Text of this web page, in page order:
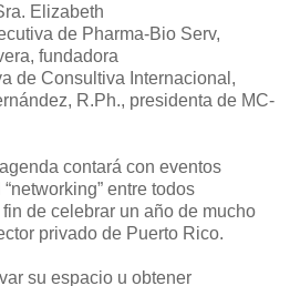
Elizabeth
de Pharma-Bio Serv,
, fundadora
de Consultiva Internacional,
R.Ph., presidenta de MC-
contará con eventos
“networking” entre todos
de celebrar un año de mucho
privado de Puerto Rico.
su espacio u obtener